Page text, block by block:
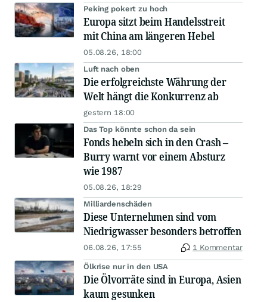
Peking pokert zu hoch
Europa sitzt beim Handelsstreit
mit China am längeren Hebel
05.08.26, 18:00
Luft nach oben
Die erfolgreichste Währung der
Welt hängt die Konkurrenz ab
gestern 18:00
Das Top könnte schon da sein
Fonds hebeln sich in den Crash –
Burry warnt vor einem Absturz
wie 1987
05.08.26, 18:29
Milliardenschäden
Diese Unternehmen sind vom
Niedrigwasser besonders betroffen
06.08.26, 17:55 1 Kommentar
Ölkrise nur in den USA
Die Ölvorräte sind in Europa, Asien
kaum gesunken